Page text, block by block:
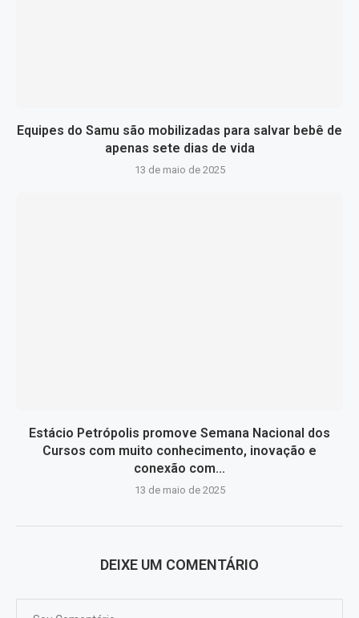
Equipes do Samu são mobilizadas para salvar bebê de
apenas sete dias de vida
13 de maio de 2025
Estácio Petrópolis promove Semana Nacional dos
Cursos com muito conhecimento, inovação e
conexão com...
13 de maio de 2025
DEIXE UM COMENTÁRIO